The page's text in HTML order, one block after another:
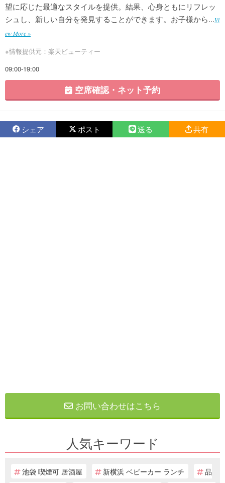
望に応じた最適なスタイルを提供。結果、心身ともにリフレッ
シュし、新しい自分を発見することができます。お子様から...Vi
ew More »
※情報提供元：楽天ビューティー
09:00-19:00
空席確認・ネット予約
シェア ポスト 送る 共有
お問い合わせはこちら
人気キーワード
池袋 喫煙可 居酒屋 新横浜 ベビーカー ランチ
品